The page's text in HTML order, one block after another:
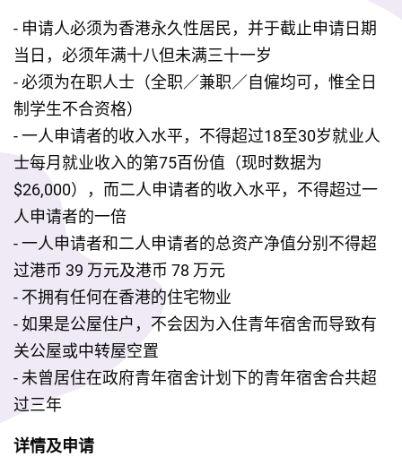
- 申请人必须为香港永久性居民，并于截止申请日期
当日，必须年满十八但未满三十一岁
- 必须为在职人士（全职／兼职／自僱均可，惟全日
制学生不合资格）
- 一人申请者的收入水平，不得超过18至30岁就业人
士每月就业收入的第75百份值（现时数据为
$26,000），而二人申请者的收入水平，不得超过一
人申请者的一倍
- 一人申请者和二人申请者的总资产净值分别不得超
过港币 39 万元及港币 78 万元
- 不拥有任何在香港的住宅物业
- 如果是公屋住户，不会因为入住青年宿舍而导致有
关公屋或中转屋空置
- 未曾居住在政府青年宿舍计划下的青年宿舍合共超
过三年
详情及申请